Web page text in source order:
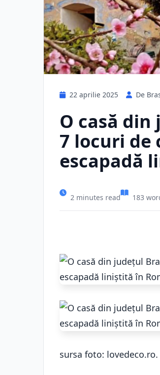
22 aprilie 2025 De
O casă
7 locuri de
escapadă
2 minutes read 183
sursa foto: lovedeco.ro.